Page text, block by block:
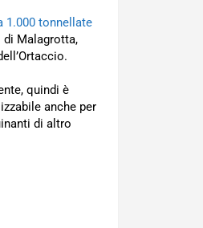
1.000 tonnellate
di Malagrotta,
quindi è
anche per
di altro